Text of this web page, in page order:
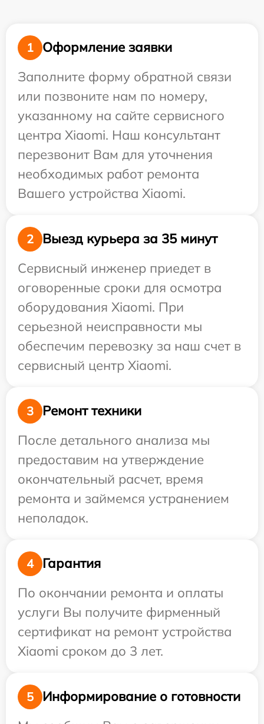
1
Оформление заявки
Заполните форму обратной связи
или позвоните нам по номеру,
указанному на сайте сервисного
центра Xiaomi. Наш консультант
перезвонит Вам для уточнения
необходимых работ ремонта
Вашего устройства Xiaomi.
2
Выезд курьера за 35 минут
Сервисный инженер приедет в
оговоренные сроки для осмотра
оборудования Xiaomi. При
серьезной неисправности мы
обеспечим перевозку за наш счет в
сервисный центр Xiaomi.
3
Ремонт техники
После детального анализа мы
предоставим на утверждение
окончательный расчет, время
ремонта и займемся устранением
неполадок.
4
Гарантия
По окончании ремонта и оплаты
услуги Вы получите фирменный
сертификат на ремонт устройства
Xiaomi сроком до 3 лет.
5
Информирование о готовности